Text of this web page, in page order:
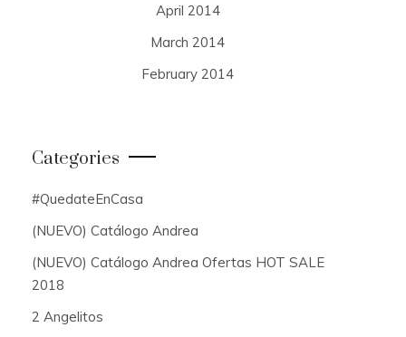
April 2014
March 2014
February 2014
Categories
#QuedateEnCasa
(NUEVO) Catálogo Andrea
(NUEVO) Catálogo Andrea Ofertas HOT SALE
2018
2 Angelitos